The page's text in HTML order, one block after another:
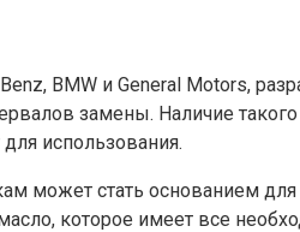
BMW и General Motors,
замены. Наличие
использования.
может стать основанием
которое имеет все